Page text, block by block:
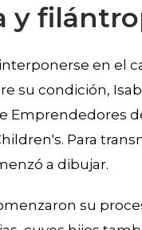
y
en el
su condición,
Emprendedores
Para
a dibujar.
su